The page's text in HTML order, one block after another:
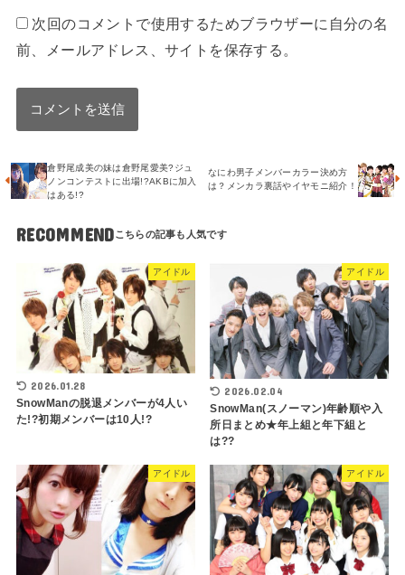
次回のコメントで使用するためブラウザーに自分の名
前、メールアドレス、サイトを保存する。
倉野尾成美の妹は倉野尾愛美?ジュ
ノンコンテストに出場!?AKBに加入
はある!?
なにわ男子メンバーカラー決め方
は？メンカラ裏話やイヤモニ紹介！
RECOMMEND
アイドル
2026.01.28
SnowManの脱退メンバーが4人い
た!?初期メンバーは10人!?
アイドル
2026.02.04
SnowMan(スノーマン)年齢順や入
所日まとめ★年上組と年下組と
は??
アイドル アイドル